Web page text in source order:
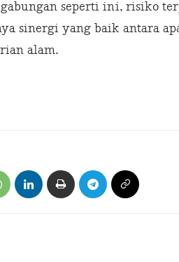
seperti ini, risiko
sinergi yang baik antara
alam.